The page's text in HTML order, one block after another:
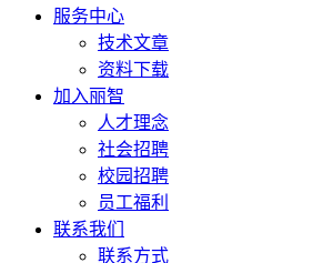
服务中心
技术文章
资料下载
加入丽智
人才理念
社会招聘
校园招聘
员工福利
联系我们
联系方式